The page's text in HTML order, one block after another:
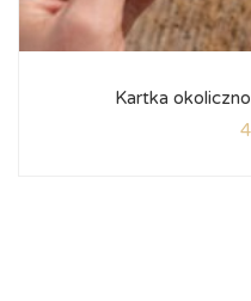
Kartka